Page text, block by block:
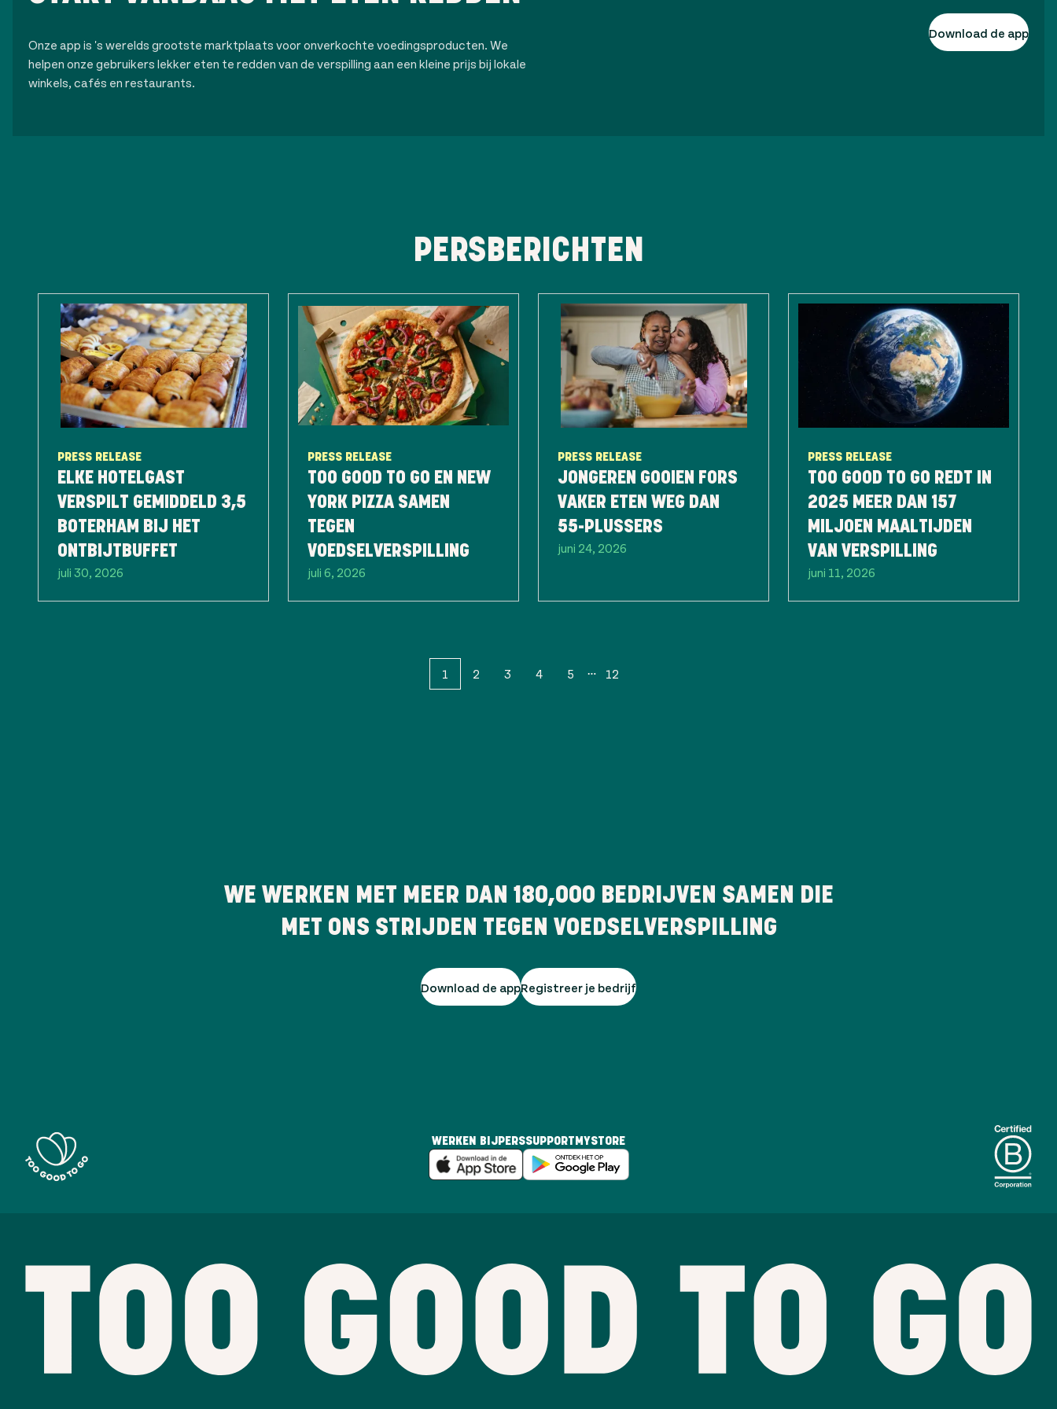
Onze app is 's werelds grootste marktplaats voor onverkochte voedingsproducten. We
helpen onze gebruikers lekker eten te redden van de verspilling aan een kleine prijs bij lokale
winkels, cafés en restaurants.
Download de app
PERSBERICHTEN
PRESS RELEASE
ELKE HOTELGAST
VERSPILT GEMIDDELD 3,5
BOTERHAM BIJ HET
ONTBIJTBUFFET
juli 30, 2026
PRESS RELEASE
TOO GOOD TO GO EN NEW
YORK PIZZA SAMEN
TEGEN
VOEDSELVERSPILLING
juli 6, 2026
PRESS RELEASE
JONGEREN GOOIEN FORS
VAKER ETEN WEG DAN
55-PLUSSERS
juni 24, 2026
PRESS RELEASE
TOO GOOD TO GO REDT IN
2025 MEER DAN 157
MILJOEN MAALTIJDEN
VAN VERSPILLING
juni 11, 2026
1 2 3 4 5 12
WE WERKEN MET MEER DAN 180,000 BEDRIJVEN SAMEN DIE
MET ONS STRIJDEN TEGEN VOEDSELVERSPILLING
Download de appRegistreer je bedrijf
WERKEN BIJ PERSSUPPORT MYSTORE